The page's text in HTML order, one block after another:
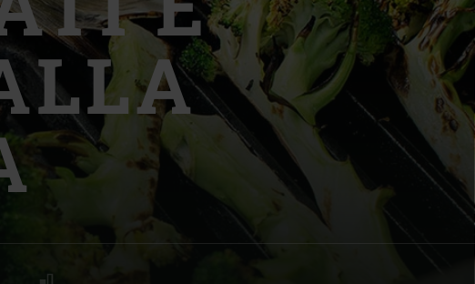
| Schweiz (Français)
Schweiz